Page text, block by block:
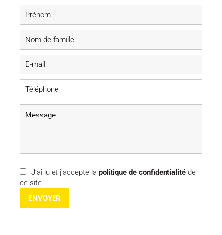
J’ai lu et j'accepte la politique de confidentialité de
ce site
ENVOYER